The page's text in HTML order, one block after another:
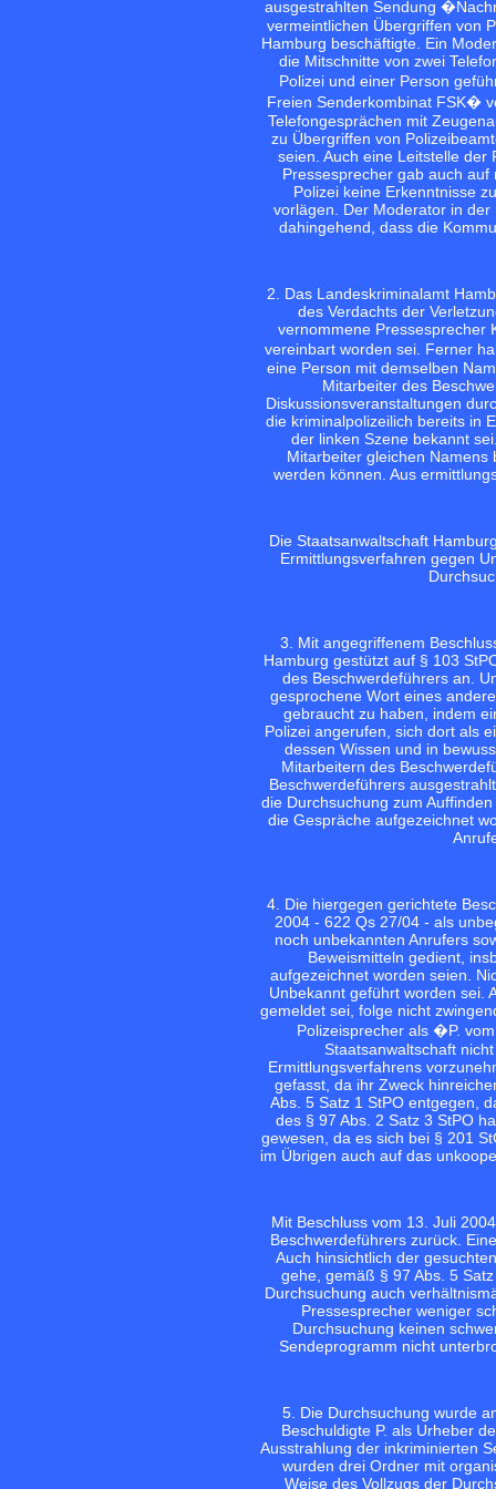
ausgestrahlten Sendung
vermeintlichen Übergriffen von
Hamburg beschäftigte. Ein
die Mitschnitte von zwei
Polizei und einer Person
Freien Senderkombinat FSK�
Telefongesprächen mit
zu Übergriffen von
seien. Auch eine Leitstelle der
Pressesprecher gab auch
Polizei keine Erkenntnisse
vorlägen. Der Moderator in
dahingehend, dass die
2. Das Landeskriminalamt
des Verdachts der
vernommene Pressesprecher
vereinbart worden sei. Ferner
eine Person mit demselben
Mitarbeiter des
Diskussionsveranstaltungen
die kriminalpolizeilich bereits in
der linken Szene bekannt
Mitarbeiter gleichen
werden können. Aus
Die Staatsanwaltschaft
Ermittlungsverfahren gegen
3. Mit angegriffenem
Hamburg gestützt auf § 103
des Beschwerdeführers an.
gesprochene Wort eines
gebraucht zu haben, indem
Polizei angerufen, sich dort als
dessen Wissen und in
Mitarbeitern des
Beschwerdeführers
die Durchsuchung zum
die Gespräche aufgezeichnet
4. Die hiergegen gerichtete
2004 - 622 Qs 27/04 - als
noch unbekannten Anrufers
Beweismitteln gedient,
aufgezeichnet worden seien.
Unbekannt geführt worden sei.
gemeldet sei, folge nicht
Polizeisprecher als �P.
Staatsanwaltschaft
Ermittlungsverfahrens
gefasst, da ihr Zweck
Abs. 5 Satz 1 StPO entgegen,
des § 97 Abs. 2 Satz 3 StPO
gewesen, da es sich bei § 201
im Übrigen auch auf das
Mit Beschluss vom 13. Juli
Beschwerdeführers zurück.
Auch hinsichtlich der
gehe, gemäß § 97 Abs. 5
Durchsuchung auch
Pressesprecher weniger
Durchsuchung keinen
Sendeprogramm nicht
5. Die Durchsuchung wurde
Beschuldigte P. als Urheber
Ausstrahlung der inkriminierten
wurden drei Ordner mit
Weise des Vollzugs der